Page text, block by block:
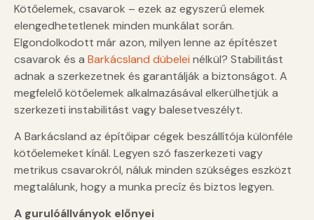
Kötőelemek, csavarok – ezek az egyszerű elemek
elengedhetetlenek minden munkálat során.
Elgondolkodott már azon, milyen lenne az építészet
csavarok és a Barkácsland dübelei nélkül? Stabilitást
adnak a szerkezetnek és garantálják a biztonságot. A
megfelelő kötőelemek alkalmazásával elkerülhetjük a
szerkezeti instabilitást vagy balesetveszélyt.
A Barkácsland az építőipar cégek beszállítója különféle
kötőelemeket kínál. Legyen szó faszerkezeti vagy
metrikus csavarokról, náluk minden szükséges eszközt
megtalálunk, hogy a munka precíz és biztos legyen.
A gurulóállványok előnyei